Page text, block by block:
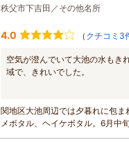
秩父市下吉田／その他名所
4.0 （ クチコミ3
空気が澄んでいて大池の水もき
域で、きれいでした。
関地区大池周辺では夕暮れに包
メボタル、ヘイケボタル。6月中
して...